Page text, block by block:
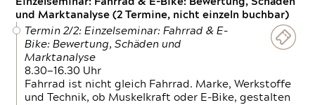
und Marktanalyse (2 Termine, nicht einzeln buchbar)
Termin 2/2: Einzelseminar: Fahrrad & E-
Bike: Bewertung, Schäden und
Marktanalyse
8.30—16.30 Uhr
Fahrrad ist nicht gleich Fahrrad. Marke, Werkstoffe
und Technik, ob Muskelkraft oder E-Bike, gestalten